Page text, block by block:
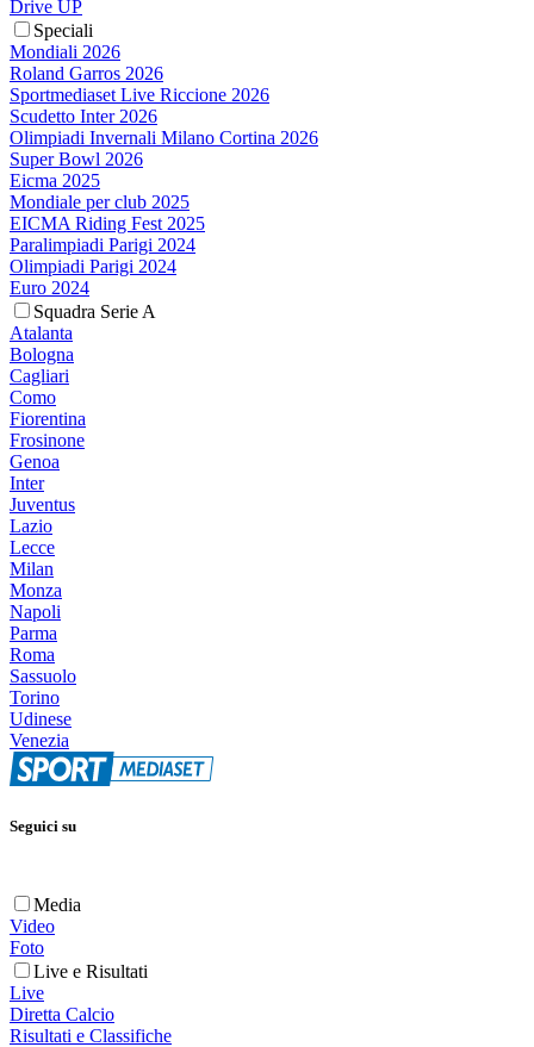
Drive UP
Speciali
Mondiali 2026
Roland Garros 2026
Sportmediaset Live Riccione 2026
Scudetto Inter 2026
Olimpiadi Invernali Milano Cortina 2026
Super Bowl 2026
Eicma 2025
Mondiale per club 2025
EICMA Riding Fest 2025
Paralimpiadi Parigi 2024
Olimpiadi Parigi 2024
Euro 2024
Squadra Serie A
Atalanta
Bologna
Cagliari
Como
Fiorentina
Frosinone
Genoa
Inter
Juventus
Lazio
Lecce
Milan
Monza
Napoli
Parma
Roma
Sassuolo
Torino
Udinese
Venezia
Seguici su
Media
Video
Foto
Live e Risultati
Live
Diretta Calcio
Risultati e Classifiche